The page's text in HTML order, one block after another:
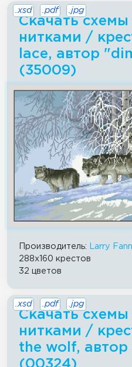
Скачать
нитками /
lace, автор
(35009)
.xsd .pdf .jpg
Производитель:
Larry
288x160 крестов
32 цветов
Скачать
нитками /
the wolf,
(00324)
.xsd .pdf .jpg